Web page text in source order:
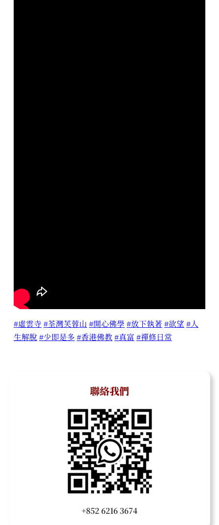
#虛雲寺 #荃灣芙蓉山 #開心佛學 #放下執著 #欲望 #人
生解脫#少即是多 #香港佛教 #真富 #禪修日常
聯絡我們
+852 6216 3674